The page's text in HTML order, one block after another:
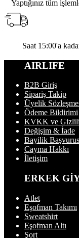
Yaptığınız tüm
Saat 15:00'a
AIRLIFE
B2B Giriş
Sipariş Takip
Üyelik
Ödeme Bildirimi
KVKK ve
Değişim & İade
Bayilik
Cayma Hakkı
İletişim
ERKEK
Atlet
Eşofman Takımı
Sweatshirt
Eşofman Altı
Şort